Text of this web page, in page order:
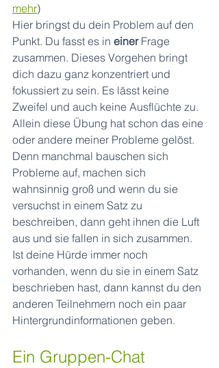
mehr)
Hier bringst du dein Problem auf den
Punkt. Du fasst es in einer Frage
zusammen. Dieses Vorgehen bringt
dich dazu ganz konzentriert und
fokussiert zu sein. Es lässt keine
Zweifel und auch keine Ausflüchte zu.
Allein diese Übung hat schon das eine
oder andere meiner Probleme gelöst.
Denn manchmal bauschen sich
Probleme auf, machen sich
wahnsinnig groß und wenn du sie
versuchst in einem Satz zu
beschreiben, dann geht ihnen die Luft
aus und sie fallen in sich zusammen.
Ist deine Hürde immer noch
vorhanden, wenn du sie in einem Satz
beschrieben hast, dann kannst du den
anderen Teilnehmern noch ein paar
Hintergrundinformationen geben.
Ein Gruppen-Chat